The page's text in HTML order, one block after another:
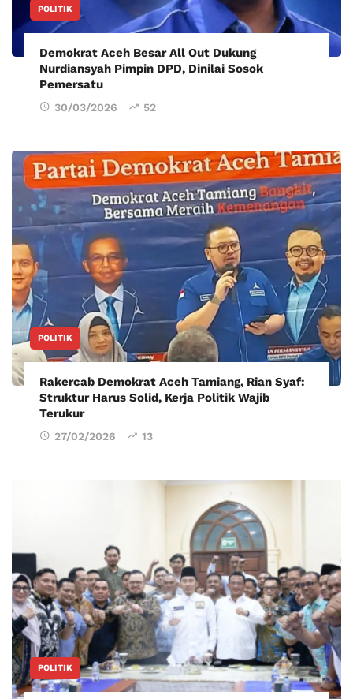
POLITIK
Demokrat Aceh Besar All Out Dukung
Nurdiansyah Pimpin DPD, Dinilai Sosok
Pemersatu
30/03/2026 52
POLITIK
Rakercab Demokrat Aceh Tamiang, Rian Syaf:
Struktur Harus Solid, Kerja Politik Wajib
Terukur
27/02/2026 13
POLITIK